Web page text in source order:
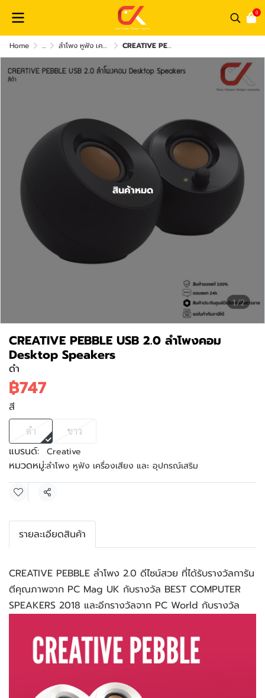
0
Home ... ลำโพง หูฟัง เครื่องเสียง และ อุปกรณ์เสริม CREATIVE PEBBLE USB 2.0 ลำโพงคอม Desktop Speakers
1/2
สินค้าหมด
CREATIVE PEBBLE USB 2.0 ลำโพงคอม
Desktop Speakers
ดำ
฿747
สี
ดำ ขาว
แบรนด์: Creative
หมวดหมู่:ลำโพง หูฟัง เครื่องเสียง และ อุปกรณ์เสริม
แชร์
รายละเอียดสินค้า
CREATIVE PEBBLE ลำโพง 2.0 ดีไซน์สวย ที่ได้รับรางวัลการัน
ตีคุณภาพจาก PC Mag UK กับรางวัล BEST COMPUTER
SPEAKERS 2018 และอีกรางวัลจาก PC World กับรางวัล